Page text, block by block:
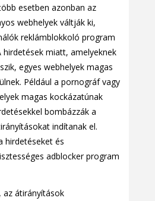
esetben azonban az
webhelyek váltják ki,
reklámblokkoló program
hirdetések miatt, amelyeknek
egyes webhelyek magas
Például a pornográf vagy
magas kockázatúnak
bombázzák a
indítanak el.
hirdetéseket és
adblocker program
az átirányítások